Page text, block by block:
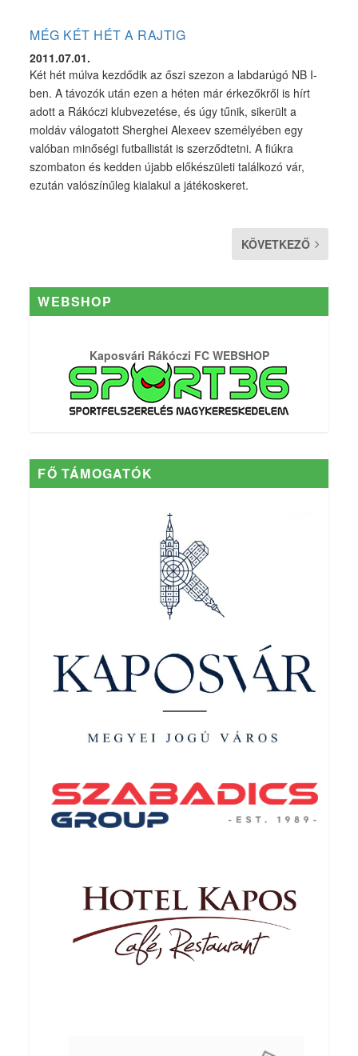
MÉG KÉT HÉT A RAJTIG
2011.07.01.
Két hét múlva kezdődik az őszi szezon a labdarúgó NB I-
ben. A távozók után ezen a héten már érkezőkről is hírt
adott a Rákóczi klubvezetése, és úgy tűnik, sikerült a
moldáv válogatott Sherghei Alexeev személyében egy
valóban minőségi futballistát is szerződtetni. A fiúkra
szombaton és kedden újabb előkészületi találkozó vár,
ezután valószínűleg kialakul a játékoskeret.
KÖVETKEZŐ
WEBSHOP
Kaposvári Rákóczi FC WEBSHOP
FŐ TÁMOGATÓK